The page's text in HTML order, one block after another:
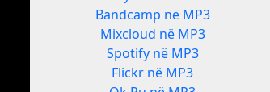
Bandcamp në MP3
Mixcloud në MP3
Spotify në MP3
Flickr në MP3